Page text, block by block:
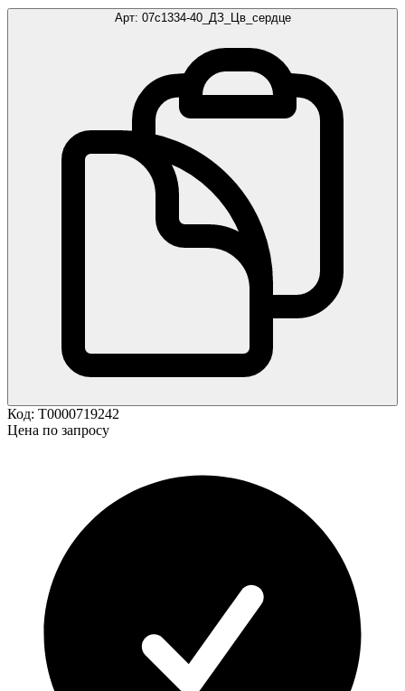
Арт: 07c1334-40_ДЗ_Цв_сердце
Код: Т0000719242
Цена по запросу